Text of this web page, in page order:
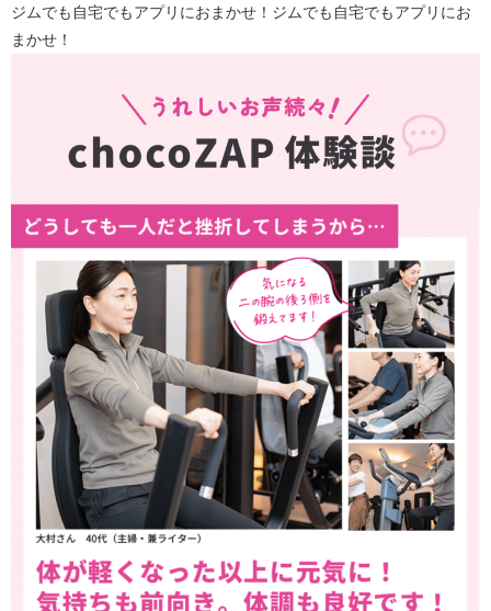
ジムでも自宅でもアプリにおまかせ！ジムでも自宅でもアプリにお
まかせ！